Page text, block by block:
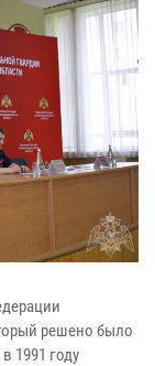
решено было
1991 году